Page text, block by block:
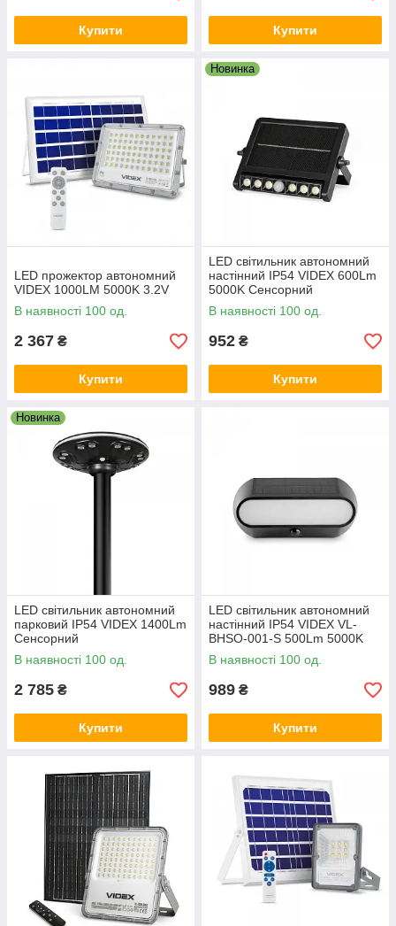
Купити Купити
LED прожектор автономний
VIDEX 1000LM 5000K 3.2V
В наявності 100 од.
2 367 ₴
Купити
Новинка
LED світильник автономний
настінний IP54 VIDEX 600Lm
5000K Сенсорний
В наявності 100 од.
952 ₴
Купити
Новинка
LED світильник автономний
парковий IP54 VIDEX 1400Lm
Сенсорний
В наявності 100 од.
2 785 ₴
Купити
LED світильник автономний
настінний IP54 VIDEX VL-
BHSO-001-S 500Lm 5000K
В наявності 100 од.
989 ₴
Купити